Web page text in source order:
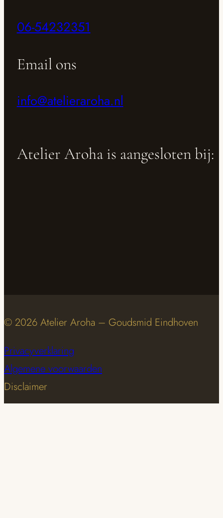
06-54232351
Email ons
info@atelieraroha.nl
Atelier Aroha is aangesloten bij:
© 2026 Atelier Aroha – Goudsmid Eindhoven
Privacyverklaring
Algemene voorwaarden
Disclaimer